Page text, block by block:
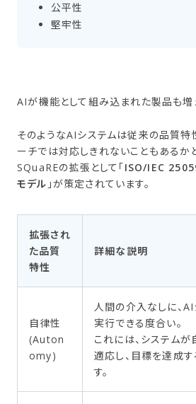
公平性
堅牢性
AIが機能として組み込まれた製品も増
そのようなAIシステムは従来の品質特
ーチでは対応しきれないこともあるか
SQuaREの拡張として「ISO/IEC
モデル 」が策定されています。
拡張され
た品質
特性
詳細な説明
自律性
(Auton
omy)
人間の介入なしに、
実行できる度合い。
これには、システム
適応し、目標を達成
す。